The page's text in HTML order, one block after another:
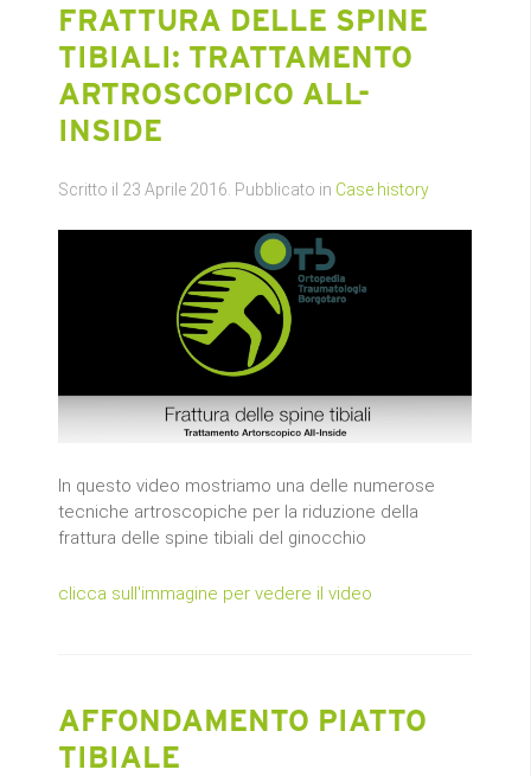
FRATTURA DELLE SPINE
TIBIALI: TRATTAMENTO
ARTROSCOPICO ALL-
INSIDE
Scritto il 23 Aprile 2016 . Pubblicato in Case history
In questo video mostriamo una delle numerose
tecniche artroscopiche per la riduzione della
frattura delle spine tibiali del ginocchio
clicca sull'immagine per vedere il video
AFFONDAMENTO PIATTO
TIBIALE